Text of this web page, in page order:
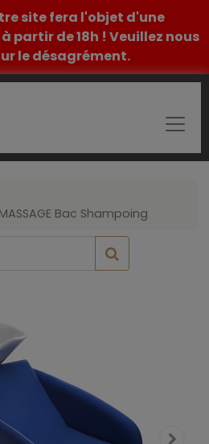
site fera l'objet d'une
partir de 18h ! Veuillez nous
le désagrément.
Bac Shampoing